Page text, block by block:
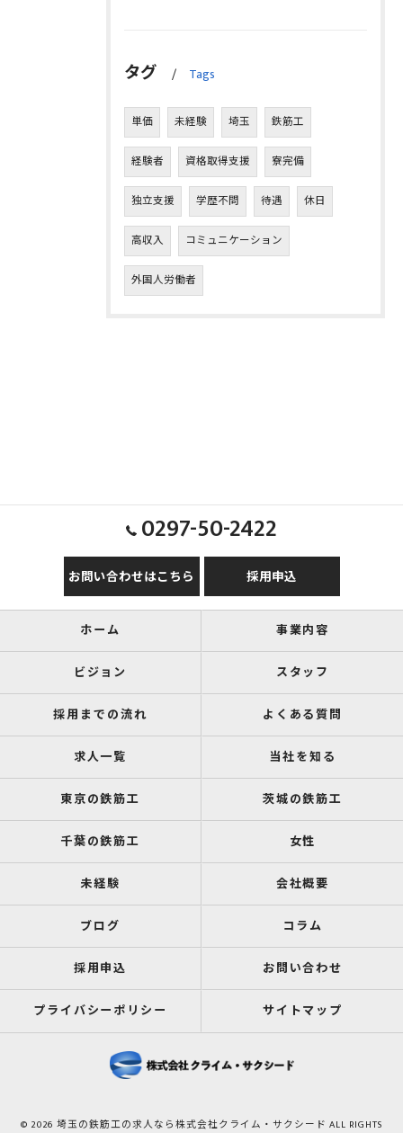
タグ Tags
単価 未経験 埼玉 鉄筋工
経験者 資格取得支援 寮完備
独立支援 学歴不問 待遇 休日
高収入 コミュニケーション
外国人労働者
0297-50-2422
お問い合わせはこちら 採用申込
ホーム 事業内容
ビジョン スタッフ
採用までの流れ よくある質問
求人一覧 当社を知る
東京の鉄筋工 茨城の鉄筋工
千葉の鉄筋工 女性
未経験 会社概要
ブログ コラム
採用申込 お問い合わせ
プライバシーポリシー サイトマップ
© 2026 埼玉の鉄筋工の求人なら株式会社クライム・サクシード ALL RIGHTS